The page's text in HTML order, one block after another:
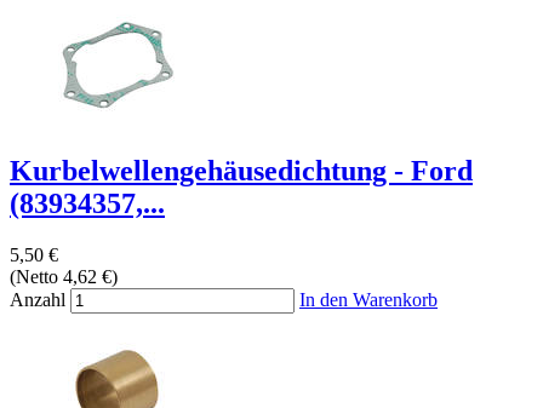
Kurbelwellengehäusedichtung - Ford
(83934357,...
5,50 €
(Netto 4,62 €)
Anzahl
In den Warenkorb